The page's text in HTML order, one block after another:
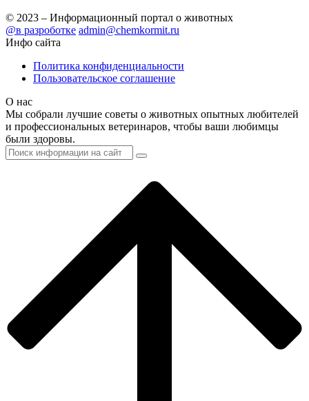
© 2023 – Информационный портал о животных
@в разроботке admin@chemkormit.ru
Инфо сайта
Политика конфиденциальности
Пользовательское соглашение
О нас
Мы собрали лучшие советы о животных опытных любителей
и профессиональных ветеринаров, чтобы ваши любимцы
были здоровы.